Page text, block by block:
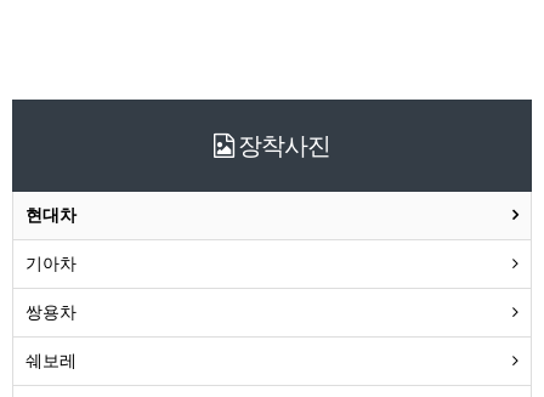
장착사진
현대차
기아차
쌍용차
쉐보레